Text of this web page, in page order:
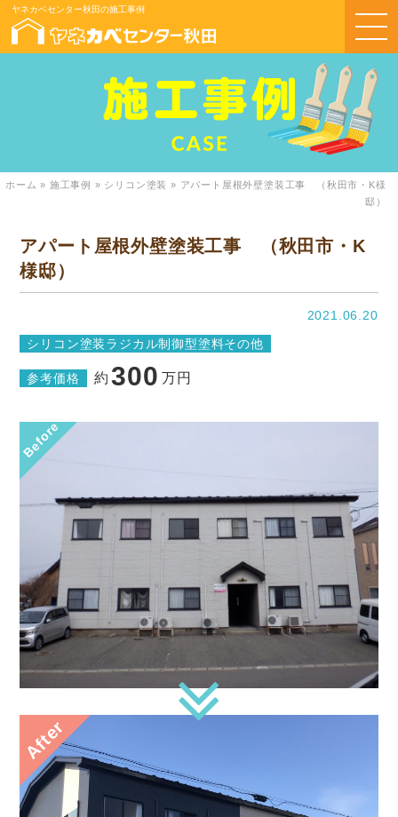
ヤネカベセンター秋田の施工事例
ホーム » 施工事例 » シリコン塗装 » アパート屋根外壁塗装工事 （秋田市・K様
邸）
アパート屋根外壁塗装工事 （秋田市・K
様邸）
2021.06.20
シリコン塗装ラジカル制御型塗料その他
参考価格 約 300 万円
Before
After